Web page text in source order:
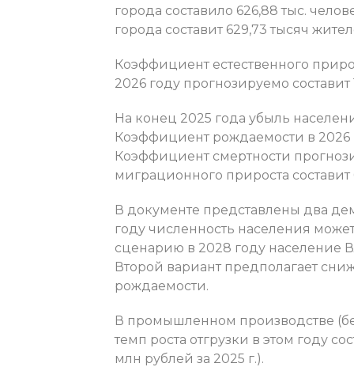
города составило 626,88 тыс.
города составит 629,73 тысяч
Коэффициент естественного
2026 году прогнозируемо составит
На конец 2025 года убыль
Коэффициент рождаемости в 2026
Коэффициент смертности
миграционного прироста составит
В документе представлены два
году численность населения
сценарию в 2028 году население
Второй вариант предполагает
рождаемости.
В промышленном производстве
темп роста отгрузки в этом году
млн рублей за 2025 г.).